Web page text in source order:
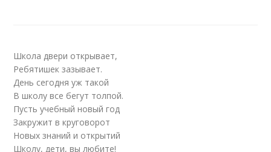
Школа двери открывает,
Ребятишек зазывает.
День сегодня уж такой
В школу все бегут толпой.
Пусть учебный новый год
Закружит в круговорот
Новых знаний и открытий
Школу, дети, вы любите!